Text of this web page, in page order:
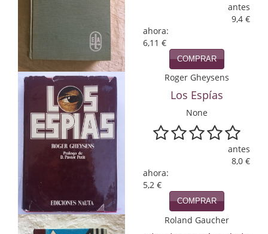
historia
Infantil y juvenil
Infantil y juvenil. Nuevo!!
Infantil y juvenil. Nuevo!!!
Informática
Literatura hispanoamericana
Local
antes
9,4 €
ahora:
6,11 €
COMPRAR
Roger Gheysens
Los Espías
None
antes
8,0 €
ahora:
5,2 €
COMPRAR
Roland Gaucher